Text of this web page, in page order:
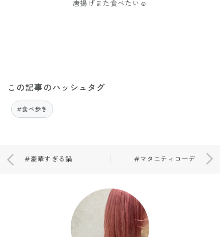
唐揚げまた食べたい☺︎
この記事のハッシュタグ
#食べ歩き
#豪華すぎる鍋 #マタニティコーデ